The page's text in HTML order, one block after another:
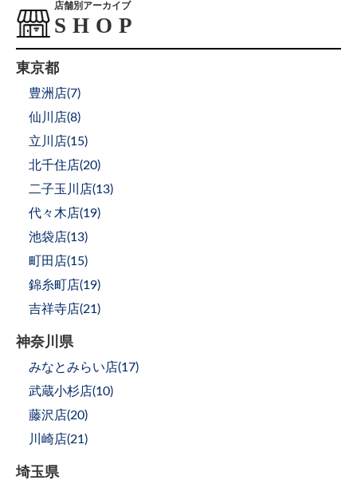
店舗別アーカイブ
東京都
豊洲店(7)
仙川店(8)
立川店(15)
北千住店(20)
二子玉川店(13)
代々木店(19)
池袋店(13)
町田店(15)
錦糸町店(19)
吉祥寺店(21 )
神奈川県
みなとみらい店(17)
武蔵小杉店(10)
藤沢店(20)
川崎店(21 )
埼玉県